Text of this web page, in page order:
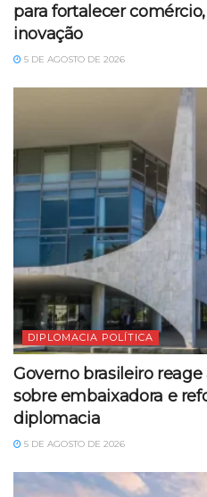
para fortalecer
inovação
5 DE AGOSTO DE 2026
DIPLOMACIA POLÍTICA
Governo brasileiro reage
sobre embaixadora e
diplomacia
5 DE AGOSTO DE 2026